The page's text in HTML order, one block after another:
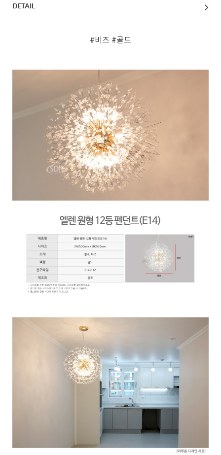
페이코 ID로 페
PAYCO 바로구매
DETAIL
#비즈 #골드